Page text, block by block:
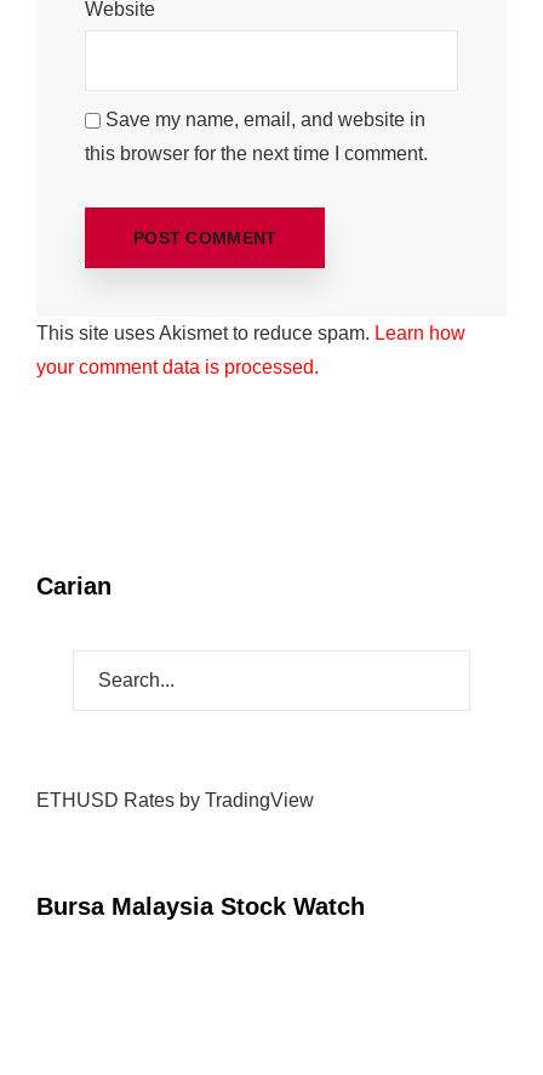
Website
Save my name, email, and website in
this browser for the next time I comment.
This site uses Akismet to reduce spam. Learn how
your comment data is processed.
Carian
ETHUSD Rates by TradingView
Bursa Malaysia Stock Watch